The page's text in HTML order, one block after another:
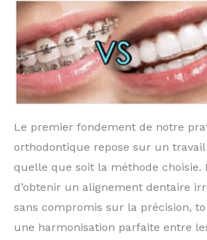
Le premier fondement de notre
orthodontique repose sur un
quelle que soit la méthode choisie.
d’obtenir un alignement dentaire
sans compromis sur la précision,
une harmonisation parfaite entre